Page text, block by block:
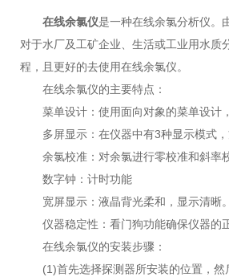
在线余氯仪是一种在线余氯分析仪。
对于水厂及工矿企业、生活或工业用水
程，且更好的去使用在线余氯仪。
在线余氯仪的主要特点：
菜单设计：使用面向对象的菜单设计，
多屏显示：在仪器中有3种显示模式，
余氯校准：对余氯进行零校准和斜率校
数字钟：计时功能
宽屏显示：液晶背光柔和，显示清晰。
仪器稳定性：看门狗功能确保仪器的正
在线余氯仪的安装步骤：
(1)首先选择探测器所安装的位置，然